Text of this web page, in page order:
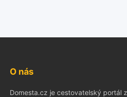
O nás
Domesta.cz je cestovatelský portál